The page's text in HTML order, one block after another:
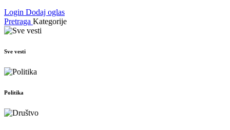
Login Dodaj oglas
Pretraga Kategorije
Sve vesti
Politika